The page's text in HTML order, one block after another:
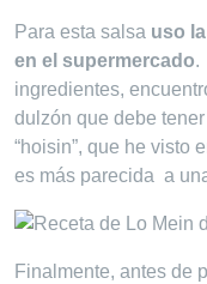
Para esta salsa uso
en el supermercado.
ingredientes,
dulzón que debe
“hoisin”, que he visto
es más parecida a
Finalmente, antes de